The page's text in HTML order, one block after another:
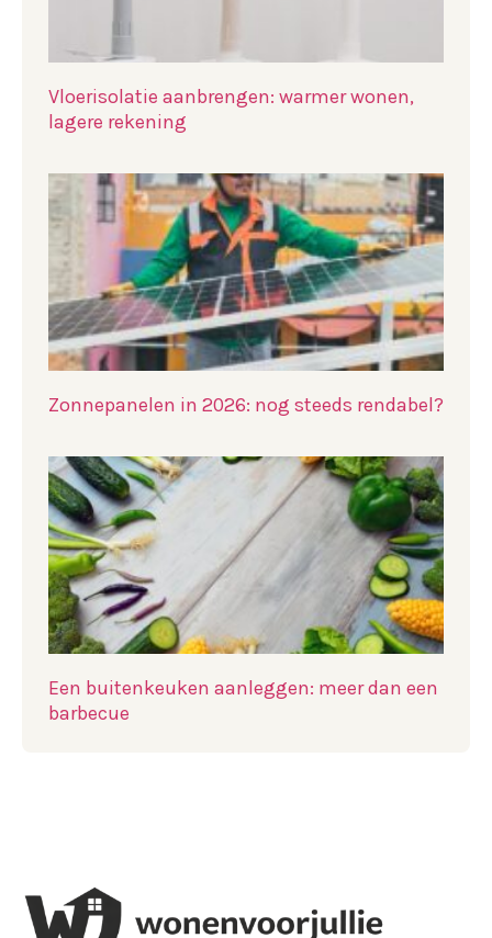
Vloerisolatie aanbrengen: warmer wonen,
lagere rekening
Zonnepanelen in 2026: nog steeds rendabel?
Een buitenkeuken aanleggen: meer dan een
barbecue